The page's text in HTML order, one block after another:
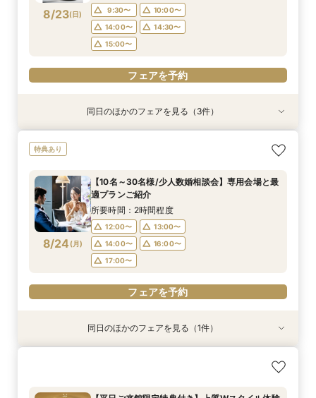
フェアを予約
フェアを予約
15:00〜
フェアを予約
フェアを予約
8/23(日) 9:30〜
10:00〜
14:00〜
14:30〜
15:00〜
フェアを予約
特典あり
8/23(日)
【ゲストを安心して招待】選べるスタイル結婚式
所要時間：3時間程度
14:00〜
14:30〜
15:00〜
フェアを予約
特典あり
8/23(日)
最後の見学に◎後悔しない会場選びを・・・【複
所要時間：3時間程度
14:00〜
14:30〜
15:00〜
フェアを予約
8/23(日)
【クイック最短45分】賢く検討へ♪知りたい点だ
11:00〜
13:00〜
15:30〜
18:00〜
フェアを予約
同日のほかのフェアを見る（3件）
特典あり
8/24 (月)
【10名～30名様/少人数婚相談会】専用会場と最
適プランご紹介
所要時間：2時間程度
12:00〜
13:00〜
14:00〜
16:00〜
17:00〜
フェアを予約
＜月曜日3組限定*特別フェア＞1件目見学特典付
同日のほかのフェアを見る（1件）